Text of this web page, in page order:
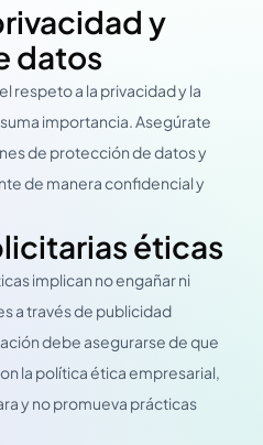
y
datos
respeto a la privacidad y la
importancia. Asegúrate
de protección de datos y
de manera confidencial y
éticas
implican no engañar ni
a través de publicidad
debe asegurarse de que
la política ética empresarial,
y no promueva prácticas